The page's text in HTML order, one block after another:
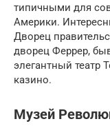
типичными для
Америки.
Дворец
дворец Феррер,
элегантный театр
казино.
Музей